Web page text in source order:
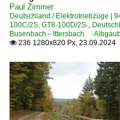
Paul Zimmer
Deutschland / Elektrotriebzüge |
100C/2S, GT8-100D/2S·
Busenbach – Ittersbach
 236 1280x820 Px, 23.09.2024